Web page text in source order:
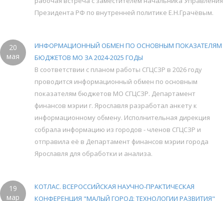
Президента РФ по внутренней политике Е.Н.Грачёвым.
20
мая
ИНФОРМАЦИОННЫЙ ОБМЕН ПО ОСНОВНЫМ ПОКАЗАТЕЛЯМ
БЮДЖЕТОВ МО ЗА 2024-2025 ГОДЫ
В соответствии с планом работы СГЦСЗР в 2026 году
проводится информационный обмен по основным
показателям бюджетов МО СГЦСЗР. Департамент
финансов мэрии г. Ярославля разработал анкету к
информационному обмену. Исполнительная дирекция
собрала информацию из городов - членов СГЦСЗР и
отправила её в Департамент финансов мэрии города
Ярославля для обработки и анализа.
19
мар
КОТЛАС. ВСЕРОССИЙСКАЯ НАУЧНО-ПРАКТИЧЕСКАЯ
КОНФЕРЕНЦИЯ "МАЛЫЙ ГОРОД: ТЕХНОЛОГИИ РАЗВИТИЯ"